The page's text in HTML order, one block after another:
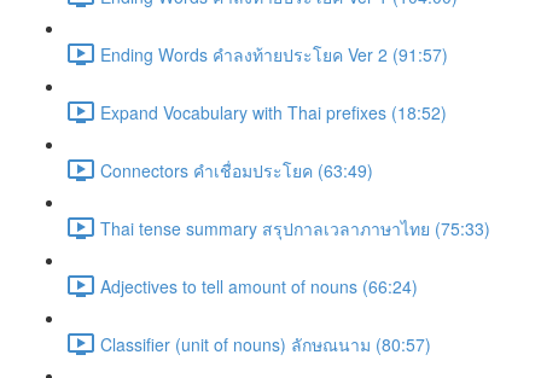
Ending Words คำลงท้ายประโยค Ver 2 (91:57)
Expand Vocabulary with Thai prefixes (18:52)
Connectors คำเชื่อมประโยค (63:49)
Thai tense summary สรุปกาลเวลาภาษาไทย (75:33)
Adjectives to tell amount of nouns (66:24)
Classifier (unit of nouns) ลักษณนาม (80:57)